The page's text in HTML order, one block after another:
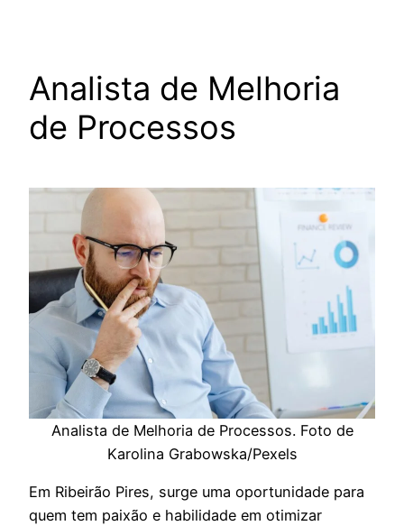
Analista de Melhoria
de Processos
Analista de Melhoria de Processos. Foto de
Karolina Grabowska/Pexels
Em Ribeirão Pires, surge uma oportunidade para
quem tem paixão e habilidade em otimizar